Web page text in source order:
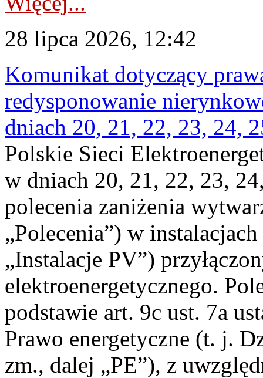
28 lipca 2026, 12:42
Komunikat dotyczący
redysponowanie
dniach 20, 21, 22, 23, 24,
Polskie Sieci
w dniach 20, 21, 22, 23,
polecenia zaniżenia
„Polecenia”) w
„Instalacje PV”)
elektroenergetycznego.
podstawie art. 9c ust. 7a
Prawo energetyczne (t. j.
zm., dalej „PE”), z